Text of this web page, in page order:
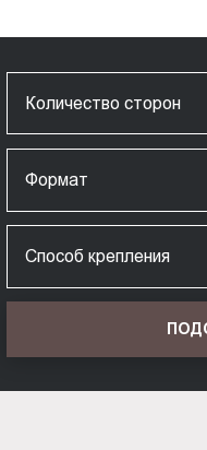
Количество сторон
Формат
Способ крепления